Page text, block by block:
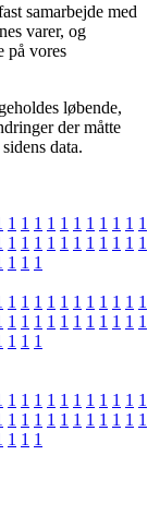
samarbejde med
varer, og
på vores
løbende,
der måtte
data.
1 1 1 1 1 1 1 1 1 1 1
1 1 1 1 1 1 1 1 1 1 1
1 1 1
1 1 1 1 1 1 1 1 1 1 1
1 1 1 1 1 1 1 1 1 1 1
1 1 1
1 1 1 1 1 1 1 1 1 1 1
1 1 1 1 1 1 1 1 1 1 1
1 1 1